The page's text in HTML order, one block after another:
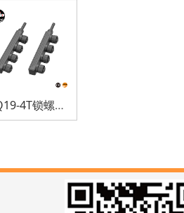
FQ19-4T锁螺纹防水连接器